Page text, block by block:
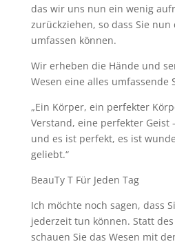
das wir uns nun ein wenig
zurückziehen, so dass Sie nun
umfassen können.
Wir erheben die Hände und
Wesen eine alles umfassende
„Ein Körper, ein perfekter
Verstand, eine perfekter Geist
und es ist perfekt, es ist
geliebt.“
BeauTy T Für Jeden Tag
Ich möchte noch sagen, dass
jederzeit tun können. Statt
schauen Sie das Wesen mit